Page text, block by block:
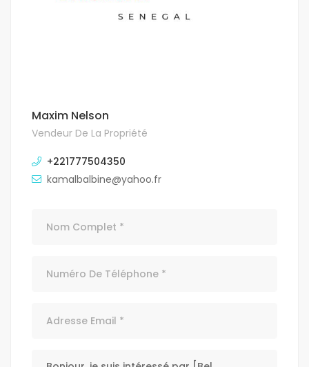
Maxim Nelson
Vendeur De La Propriété
+221777504350
kamalbalbine@yahoo.fr